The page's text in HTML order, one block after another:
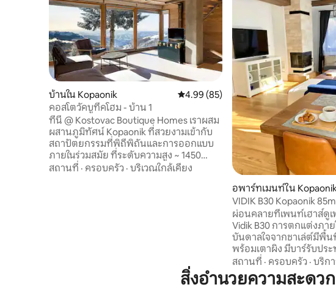
บ้านใน Kopaonik คะแนนเฉลี่ย 4.99 จาก 5, 85 รีวิว
4.99 (85)
คอสโตวัคบูทีคโฮม - บ้าน 1
ที่นี่ @ Kostovac Boutique Homes เราผสม
ผสานภูมิทัศน์ Kopaonik ที่สวยงามเข้ากับ
สถาปัตยกรรมที่พิถีพิถันและการออกแบบ
ภายในร่วมสมัย ที่ระดับความสูง ~ 1450
เมตรและซ่อนอยู่บนเนินเขา Kostovac บ้าน
สถานที่ · ครอบครัว · บริเวณใกล้เคียง
อพาร์ทเมนท์ใน Kopaonik
VIDIK B30 Kopaonik
ผ่อนคลายที่เพนท์เฮาส์ดู
Vidik B30 การตกแต่งภายในที่ได้รับแรง
บันดาลใจจากชาเล่ต์มีพื้
พร้อมเตาผิง มีบาร์รับปร
อาหารเช้าพร้อมห้องครัว
ครัน ห้องนอนชั้นบนและ
เตียงคู่ตามการตกแต่งที่
สถานที่ · ครอบครัว · บริก
สิ่งอำนวยความสะดว